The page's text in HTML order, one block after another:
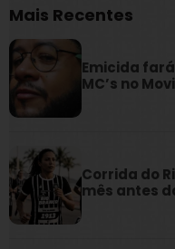
Mais Recentes
Emicida
MC’s no
Corrida do
mês antes